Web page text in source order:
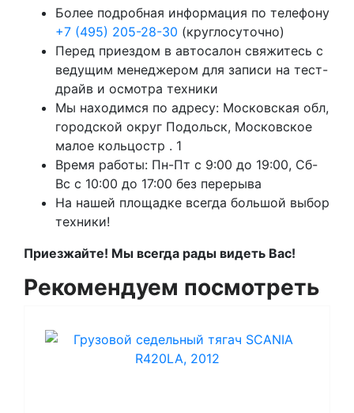
Более подробная информация по телефону
+7 (495) 205-28-30 (круглосуточно)
Перед приездом в автосалон свяжитесь с
ведущим менеджером для записи на тест-
драйв и осмотра техники
Мы находимся по адресу: Московская обл,
городской округ Подольск, Московское
малое кольцостр . 1
Время работы: Пн-Пт с 9:00 до 19:00, Сб-
Вс с 10:00 до 17:00 без перерыва
На нашей площадке всегда большой выбор
техники!
Приезжайте! Мы всегда рады видеть Вас!
Рекомендуем посмотреть